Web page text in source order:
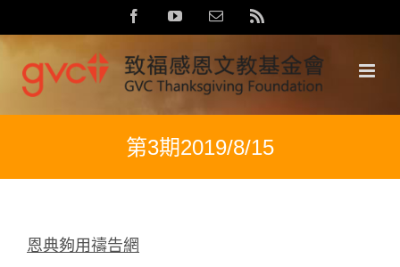
to
content
FacebookYouTubeEmail:
第3期2019/8/15
恩典夠用禱告網